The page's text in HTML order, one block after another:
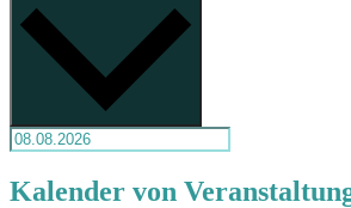
Kalender von